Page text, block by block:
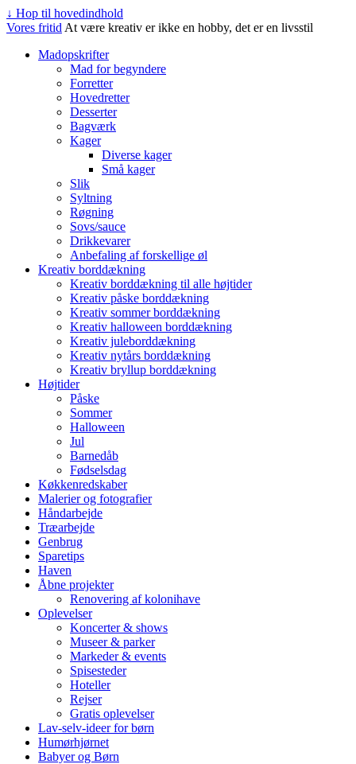
↓ Hop til hovedindhold
Vores fritid At være kreativ er ikke en hobby, det er en livsstil
Madopskrifter
Mad for begyndere
Forretter
Hovedretter
Desserter
Bagværk
Kager
Diverse kager
Små kager
Slik
Syltning
Røgning
Sovs/sauce
Drikkevarer
Anbefaling af forskellige øl
Kreativ borddækning
Kreativ borddækning til alle højtider
Kreativ påske borddækning
Kreativ sommer borddækning
Kreativ halloween borddækning
Kreativ juleborddækning
Kreativ nytårs borddækning
Kreativ bryllup borddækning
Højtider
Påske
Sommer
Halloween
Jul
Barnedåb
Fødselsdag
Køkkenredskaber
Malerier og fotografier
Håndarbejde
Træarbejde
Genbrug
Sparetips
Haven
Åbne projekter
Renovering af kolonihave
Oplevelser
Koncerter & shows
Museer & parker
Markeder & events
Spisesteder
Hoteller
Rejser
Gratis oplevelser
Lav-selv-ideer for børn
Humørhjørnet
Babyer og Børn